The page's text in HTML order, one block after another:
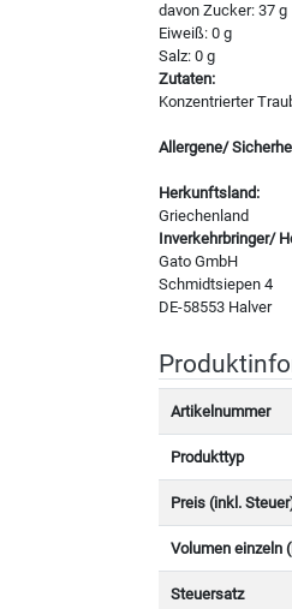
davon Zucker: 37 g
Eiweiß: 0 g
Salz: 0 g
Zutaten:
Konzentrierter
Allergene/
Herkunftsland:
Griechenland
Inverkehrbringer/
Gato GmbH
Schmidtsiepen 4
DE-58553 Halver
Artikelnummer
Produkttyp
Preis (inkl.
Volumen einzeln
Steuersatz